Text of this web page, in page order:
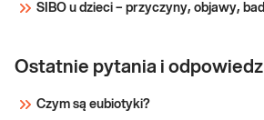
SIBO u dzieci – przyczyny, objawy,
Ostatnie pytania i
Czym są eubiotyki?